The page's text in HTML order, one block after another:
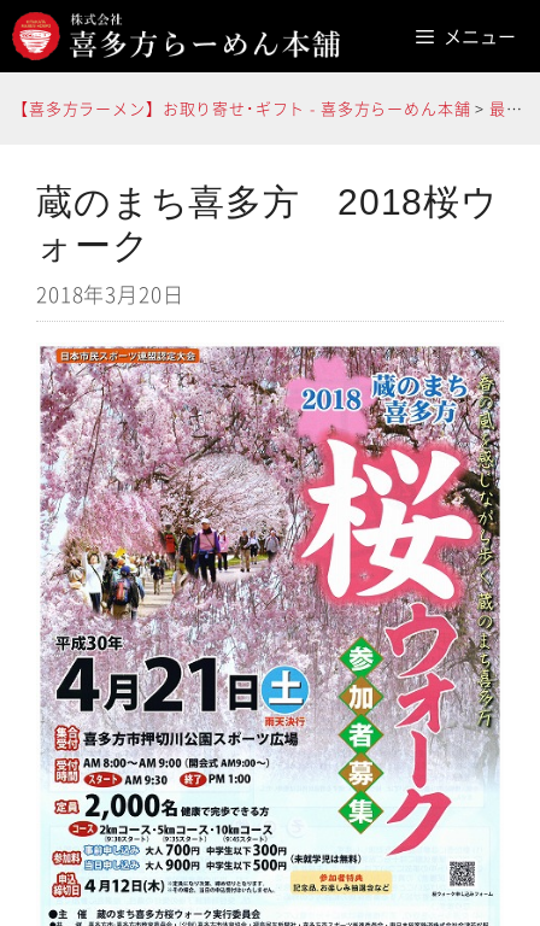
コ
ン
メニュー
【喜多方ラーメン】お取り寄せ･ギフト - 喜多方らーめん本舗 > 最新情報
蔵のまち喜多方 2018桜ウ
ォーク
2018年3月20日